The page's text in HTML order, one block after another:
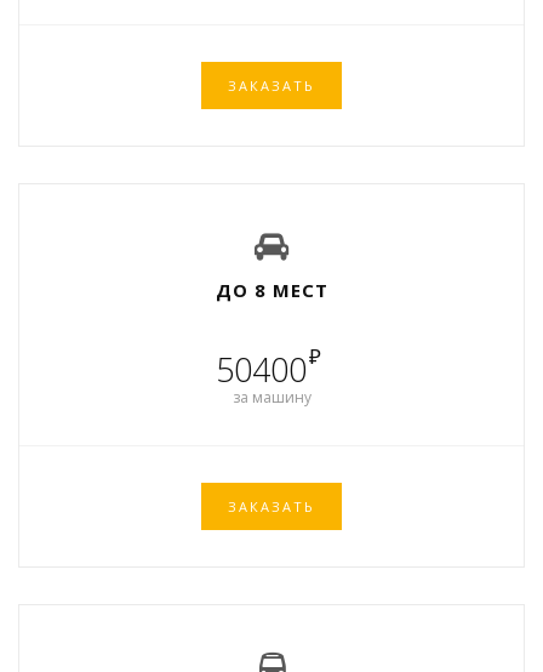
ЗАКАЗАТЬ
ДО 8 МЕСТ
50400₽
за машину
ЗАКАЗАТЬ